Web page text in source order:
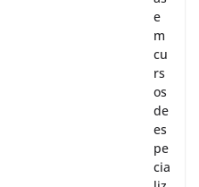
e
m
cu
rs
os
de
es
pe
cia